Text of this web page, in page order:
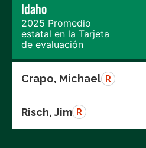
Idaho
2025 Promedio
estatal en la Tarjeta
de evaluación
Crapo, Michael R
Risch, Jim R